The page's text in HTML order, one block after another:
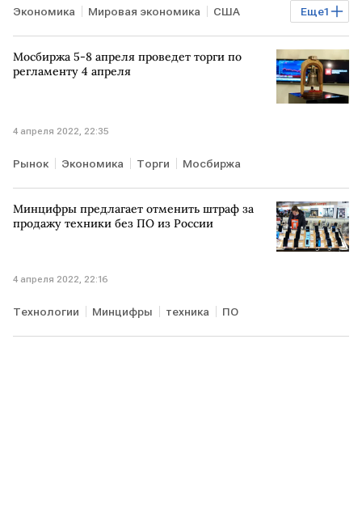
Еще1
Экономика Мировая экономика США
санкции против РФ
Мосбиржа 5-8 апреля проведет торги по
регламенту 4 апреля
4 апреля 2022, 22:35
Рынок Экономика Торги Мосбиржа
Минцифры предлагает отменить штраф за
продажу техники без ПО из России
4 апреля 2022, 22:16
Технологии Минцифры техника ПО